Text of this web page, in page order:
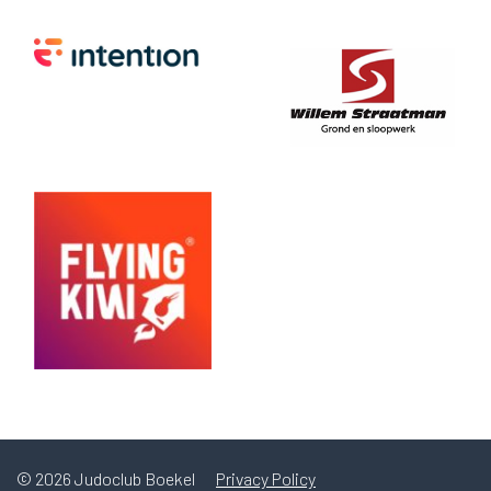
© 2026 Judoclub Boekel Privacy Policy